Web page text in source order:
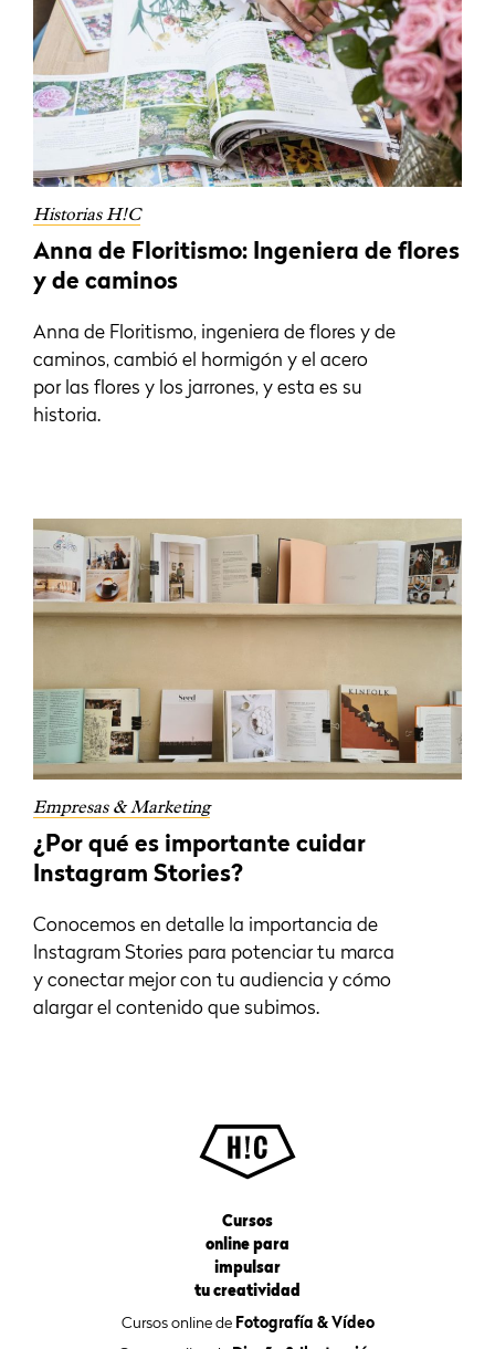
Historias H!C
Anna de Floritismo: Ingeniera de flores
y de caminos
Anna de Floritismo, ingeniera de flores y de
caminos, cambió el hormigón y el acero
por las flores y los jarrones, y esta es su
historia.
Empresas & Marketing
¿Por qué es importante cuidar
Instagram Stories?
Conocemos en detalle la importancia de
Instagram Stories para potenciar tu marca
y conectar mejor con tu audiencia y cómo
alargar el contenido que subimos.
Cursos
online para
impulsar
tu creatividad
Cursos online de Fotografía & Vídeo